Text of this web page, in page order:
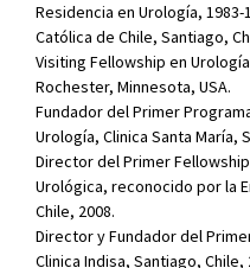
Residencia en Urología,
Católica de Chile, Santiago,
Visiting Fellowship en
Rochester, Minnesota, USA.
Fundador del Primer
Urología, Clinica Santa María,
Director del Primer
Urológica, reconocido por la
Chile, 2008.
Director y Fundador del
Clinica Indisa, Santiago, Chile,